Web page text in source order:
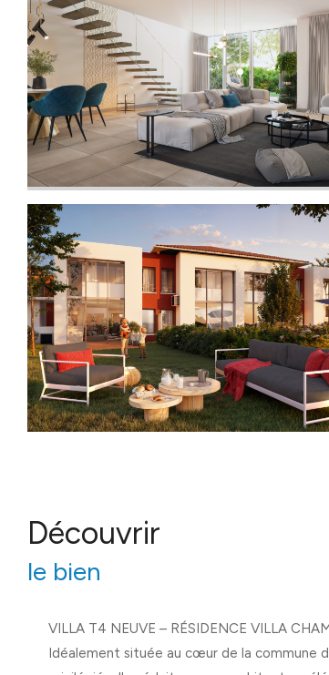
découvrir
le bien
VILLA T4 NEUVE – RÉSIDENCE VILLA
Idéalement située au cœur de la commune